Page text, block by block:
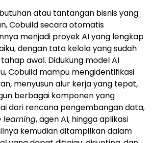
atau tantangan bisnis yang
Cobuild secara otomatis
menjadi proyek AI yang lengkap
dengan tata kelola yang sudah
awal. Didukung model AI
Cobuild mampu mengidentifikasi
menyusun alur kerja yang tepat,
berbagai komponen yang
dari rencana pengembangan data,
learning, agen AI, hingga aplikasi
kemudian ditampilkan dalam